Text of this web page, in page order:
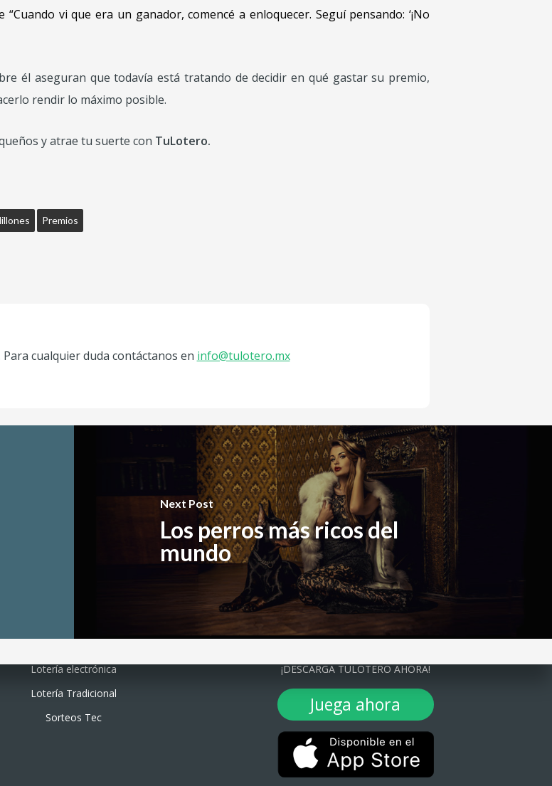
“Cuando vi que era un ganador, comencé a enloquecer. Seguí pensando: ‘¡No
él aseguran que todavía está tratando de decidir en qué gastar su premio,
rendir lo máximo posible.
y atrae tu suerte con TuLotero.
Premios
cualquier duda contáctanos en info@tulotero.mx
Next Post
Los perros más ricos del
mundo
Lotería electrónica
Lotería Tradicional
Sorteos Tec
¡DESCARGA TULOTERO AHORA!
Juega ahora